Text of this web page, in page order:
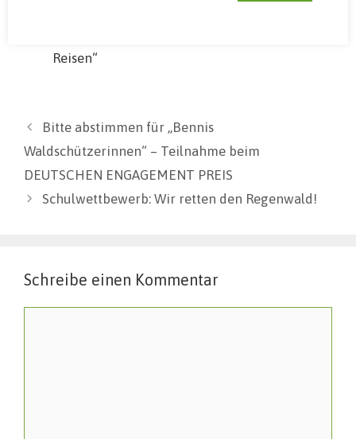
Reisen“
Bitte abstimmen für „Bennis
Waldschützerinnen“ – Teilnahme beim
DEUTSCHEN ENGAGEMENT PREIS
Schulwettbewerb: Wir retten den Regenwald!
Schreibe einen Kommentar